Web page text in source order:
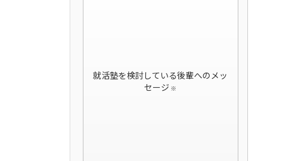
就活塾を検討している後輩へのメッ
セージ ※